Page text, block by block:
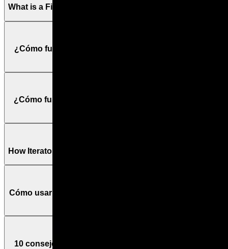
What is a Filter in Make
¿Cómo funcionan los routers de Make? - Tutorial de
¿Cómo funcionan los módulos Array Aggregator en
How Iterator modules work
Cómo usar las variables y funciones en Make - Tutorial
10 consejos increíbles con Make - Tutorial Español -